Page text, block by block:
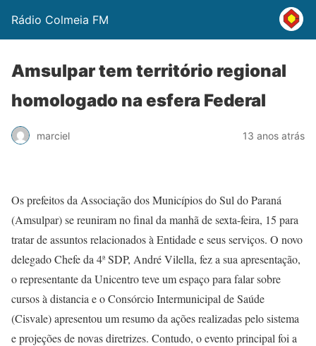
Rádio Colmeia FM
Amsulpar tem território regional
homologado na esfera Federal
marciel 13 anos atrás
Os prefeitos da Associação dos Municípios do Sul do Paraná
(Amsulpar) se reuniram no final da manhã de sexta-feira, 15 para
tratar de assuntos relacionados à Entidade e seus serviços. O novo
delegado Chefe da 4ª SDP, André Vilella, fez a sua apresentação,
o representante da Unicentro teve um espaço para falar sobre
cursos à distancia e o Consórcio Intermunicipal de Saúde
(Cisvale) apresentou um resumo da ações realizadas pelo sistema
e projeções de novas diretrizes. Contudo, o evento principal foi a